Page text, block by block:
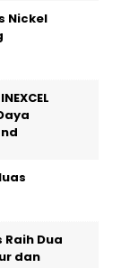
Nickel
Dua
dan